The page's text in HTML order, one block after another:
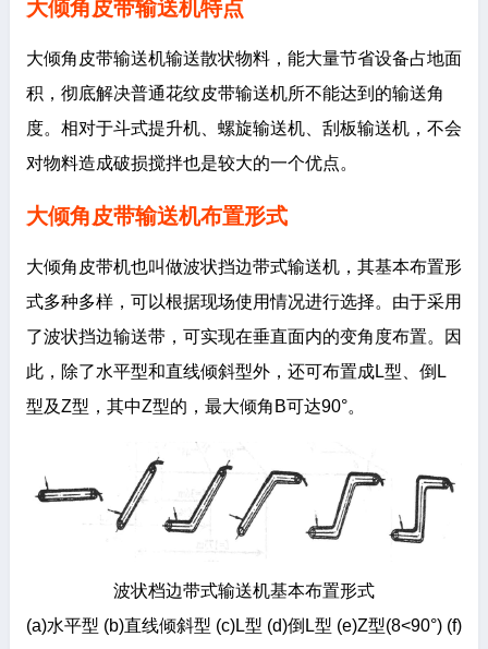
大倾角皮带输送机特点
大倾角皮带输送机输送散状物料，能大量节省设备占地面
积，彻底解决普通花纹皮带输送机所不能达到的输送角
度。相对于斗式提升机、螺旋输送机、刮板输送机，不会
对物料造成破损搅拌也是较大的一个优点。
大倾角皮带输送机布置形式
大倾角皮带机也叫做波状挡边带式输送机，其基本布置形
式多种多样，可以根据现场使用情况进行选择。由于采用
了波状挡边输送带，可实现在垂直面内的变角度布置。因
此，除了水平型和直线倾斜型外，还可布置成L型、倒L
型及Z型，其中Z型的，最大倾角B可达90°。
波状档边带式输送机基本布置形式
(a)水平型 (b)直线倾斜型 (c)L型 (d)倒L型 (e)Z型(8<90°) (f)